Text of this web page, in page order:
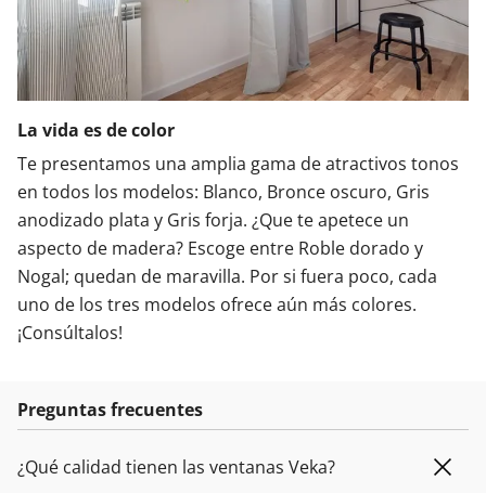
La vida es de color
Te presentamos una amplia gama de atractivos tonos
en todos los modelos: Blanco, Bronce oscuro, Gris
anodizado plata y Gris forja. ¿Que te apetece un
aspecto de madera? Escoge entre Roble dorado y
Nogal; quedan de maravilla. Por si fuera poco, cada
uno de los tres modelos ofrece aún más colores.
¡Consúltalos!
Preguntas frecuentes
¿Qué calidad tienen las ventanas Veka?